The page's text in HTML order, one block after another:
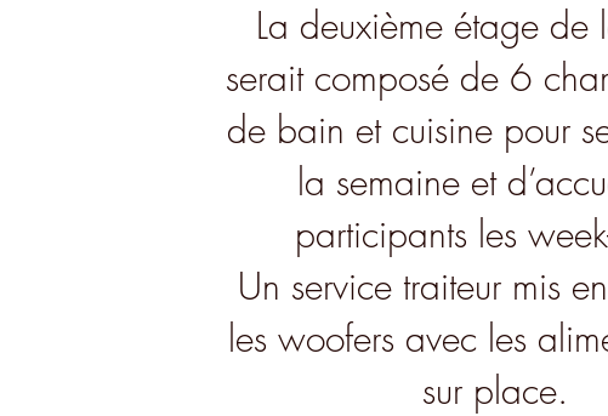
La deuxième étage de
serait composé de 6
de bain et cuisine pour
la semaine et
participants les
Un service traiteur mis
les woofers avec les
sur place.